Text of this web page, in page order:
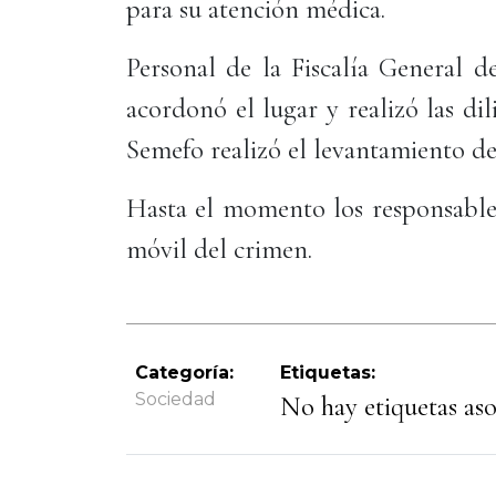
para su atención médica.
Personal de la Fiscalía General
acordonó el lugar y realizó las
Semefo realizó el levantamiento
Hasta el momento los
móvil del crimen.
Categoría:
Sociedad
Etiquetas:
No hay etiquetas